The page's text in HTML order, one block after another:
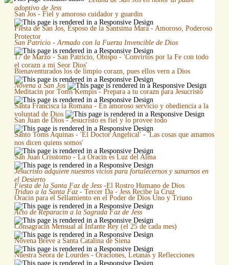
adoptivo de Jess
San Jos - Fiel y amoroso cuidador y guardin
Fiesta de San Jos, Esposo de la Santsima Mara - Amoroso, Poderoso
Protector
San Patricio - Armado con la Fuerza Invencible de Dios
17 de Marzo - San Patricio, Obispo - 'Convirtos por la Fe con todo
el corazn a mi Seor Dios'
Bienaventurados los de limpio corazn, pues ellos vern a Dios
Novena a San Jos
Meditacin por Toms Kempis - Prepara a tu corazn para Jesucristo
Santa Francisca la Romana - En amoroso servicio y obediencia a la
voluntad de Dios
San Juan de Dios - Jesucristo es fiel y lo provee todo
Santo Toms Aquinas - 'El Doctor Angelical' - 'Las cosas que amamos
nos dicen quiens somos'
San Juan Crisstomo - La Oracin es Luz del Alma
Jesucristo adquiere nuestros vicios para fortalecernos y sanarnos en
el Desierto
Fiesta de la Santa Faz de Jess -El Rostro Humano de Dios
Triduo a la Santa Faz- Tercer Da - Jess Recibe la Cruz
Oracin para el Sellamiento en el Poder de Dios Uno y Triuno
Acto de Reparacin a la Sagrada Faz de Jess
Consagracin Mensual al Infante Rey (el 25 de cada mes)
Novena Breve a Santa Catalina de Siena
Nuestra Seora de Lourdes - Oraciones, Letanas y Reflecciones